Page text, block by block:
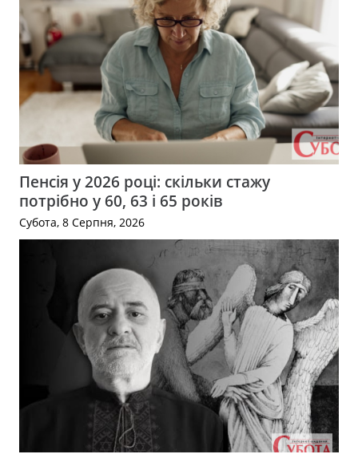
Пенсія у 2026 році: скільки стажу
потрібно у 60, 63 і 65 років
Субота, 8 Серпня, 2026